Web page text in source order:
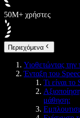
50M+ χρήστες
Περιεχόμενα
Υιοθετώντας
Ένταξη του
Τι είναι
μάθηση: